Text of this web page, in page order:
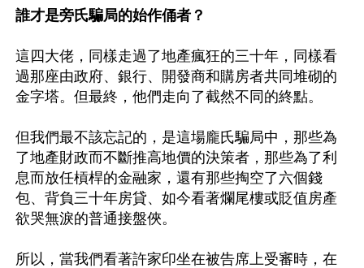
誰才是旁氏騙局的始作俑者？
這四大佬，同樣走過了地產瘋狂的三十年，同樣看
過那座由政府、銀行、開發商和購房者共同堆砌的
金字塔。但最終，他們走向了截然不同的終點。
但我們最不該忘記的，是這場龐氏騙局中，那些為
了地產財政而不斷推高地價的決策者，那些為了利
息而放任槓桿的金融家，還有那些掏空了六個錢
包、背負三十年房貸、如今看著爛尾樓或貶值房產
欲哭無淚的普通接盤俠。
所以，當我們看著許家印坐在被告席上受審時，在